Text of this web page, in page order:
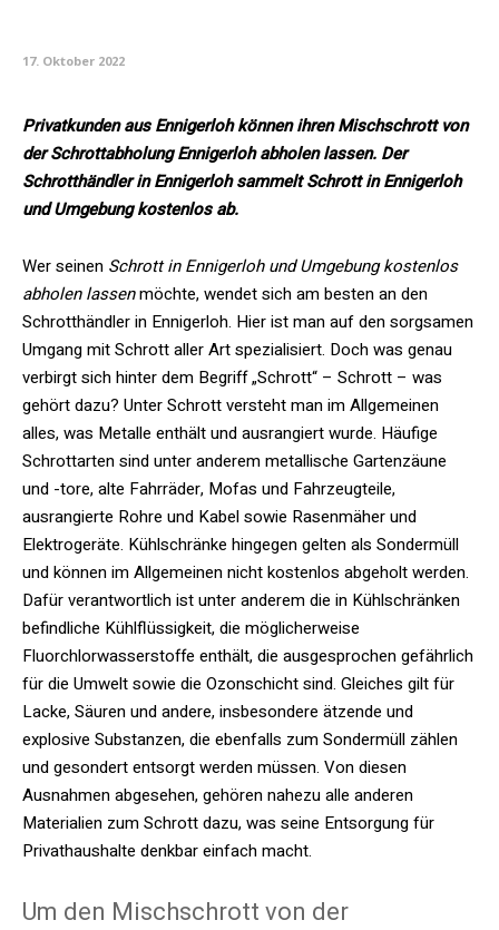
17. Oktober 2022
Privatkunden aus Ennigerloh können ihren Mischschrott von
der Schrottabholung Ennigerloh abholen lassen. Der
Schrotthändler in Ennigerloh sammelt Schrott in Ennigerloh
und Umgebung kostenlos ab.
Wer seinen Schrott in Ennigerloh und Umgebung kostenlos
abholen lassenmöchte, wendet sich am besten an den
Schrotthändler in Ennigerloh. Hier ist man auf den sorgsamen
Umgang mit Schrott aller Art spezialisiert. Doch was genau
verbirgt sich hinter dem Begriff „Schrott“ – Schrott – was
gehört dazu? Unter Schrott versteht man im Allgemeinen
alles, was Metalle enthält und ausrangiert wurde. Häufige
Schrottarten sind unter anderem metallische Gartenzäune
und -tore, alte Fahrräder, Mofas und Fahrzeugteile,
ausrangierte Rohre und Kabel sowie Rasenmäher und
Elektrogeräte. Kühlschränke hingegen gelten als Sondermüll
und können im Allgemeinen nicht kostenlos abgeholt werden.
Dafür verantwortlich ist unter anderem die in Kühlschränken
befindliche Kühlflüssigkeit, die möglicherweise
Fluorchlorwasserstoffe enthält, die ausgesprochen gefährlich
für die Umwelt sowie die Ozonschicht sind. Gleiches gilt für
Lacke, Säuren und andere, insbesondere ätzende und
explosive Substanzen, die ebenfalls zum Sondermüll zählen
und gesondert entsorgt werden müssen. Von diesen
Ausnahmen abgesehen, gehören nahezu alle anderen
Materialien zum Schrott dazu, was seine Entsorgung für
Privathaushalte denkbar einfach macht.
Um den Mischschrott von der